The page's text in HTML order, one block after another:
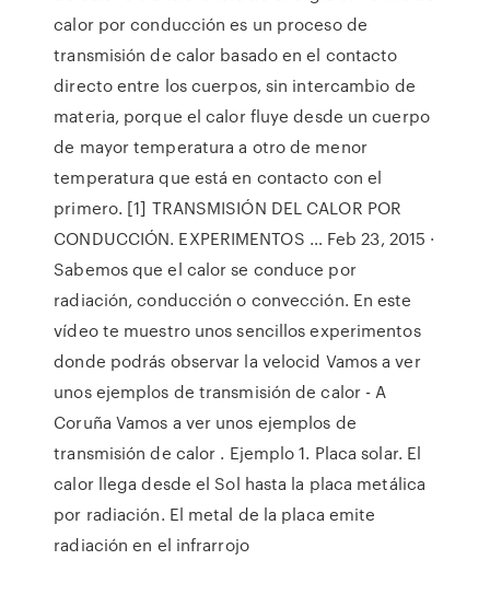
calor por conducción es un proceso de
transmisión de calor basado en el contacto
directo entre los cuerpos, sin intercambio de
materia, porque el calor fluye desde un cuerpo
de mayor temperatura a otro de menor
temperatura que está en contacto con el
primero. [1] TRANSMISIÓN DEL CALOR POR
CONDUCCIÓN. EXPERIMENTOS … Feb 23, 2015 ·
Sabemos que el calor se conduce por
radiación, conducción o convección. En este
vídeo te muestro unos sencillos experimentos
donde podrás observar la velocid Vamos a ver
unos ejemplos de transmisión de calor - A
Coruña Vamos a ver unos ejemplos de
transmisión de calor . Ejemplo 1. Placa solar. El
calor llega desde el Sol hasta la placa metálica
por radiación. El metal de la placa emite
radiación en el infrarrojo